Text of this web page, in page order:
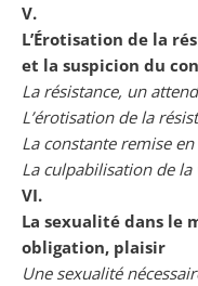
V.
L’Érotisation de la
et la suspicion du
La résistance, un
L’érotisation de la
La constante remise
La culpabilisation de la
VI.
La sexualité dans le
obligation, plaisir
Une sexualité